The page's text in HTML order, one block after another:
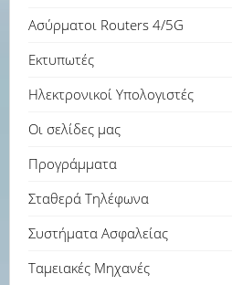
Ασύρματοι Routers 4/5G
Εκτυπωτές
Ηλεκτρονικοί Υπολογιστές
Οι σελίδες μας
Προγράμματα
Σταθερά Τηλέφωνα
Συστήματα Ασφαλείας
Ταμειακές Μηχανές